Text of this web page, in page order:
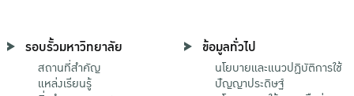
รอบรั้วมหาวิทยาลัย
สถานที่สำคัญ
แหล่งเรียนรู้
ข้อมูลทั่วไป
นโยบายและแนวปฏิบัติการใช้
ปัญญาประดิษฐ์